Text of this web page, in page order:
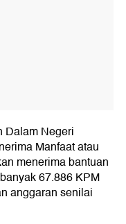
Dalam Negeri
Manfaat atau
menerima bantuan
67.886 KPM
anggaran senilai